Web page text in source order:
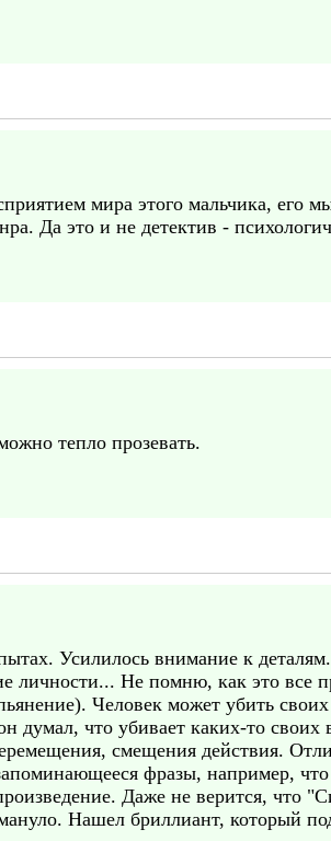
мира этого мальчика, его
Да это и не детектив -
тепло прозевать.
Усилилось внимание к
личности... Не помню, как это все
Человек может убить
думал, что убивает каких-то своих
смещения действия.
фразы, например,
Даже не верится, что
Нашел бриллиант, который